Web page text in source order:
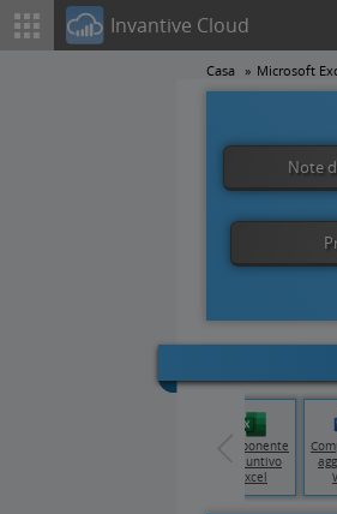
Invantive Cloud
Casa Microsoft
Note
Componente
aggiuntivo
Excel